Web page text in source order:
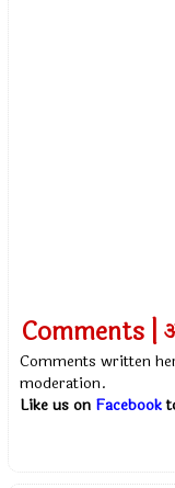
Comments |
Comments written
moderation.
Like us on Facebook